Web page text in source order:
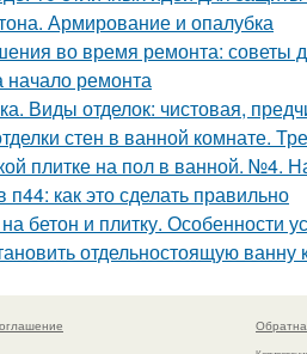
Армирование и опалубка
во время ремонта: советы
начало ремонта
Виды отделок: чистовая,
стен в ванной комнате.
плитке на пол в ванной. №4.
как это сделать правильно
бетон и плитку. Особенности
отдельностоящую